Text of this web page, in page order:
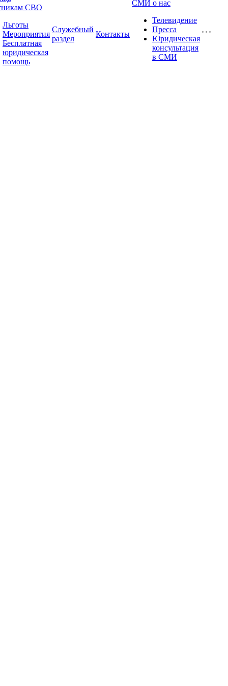
СВО
Льготы
Мероприятия
Бесплатная
юридическая
помощь
Служебный
раздел
Контакты
СМИ о нас
Телевидение
Пресса
Юридическая
консультация
в СМИ